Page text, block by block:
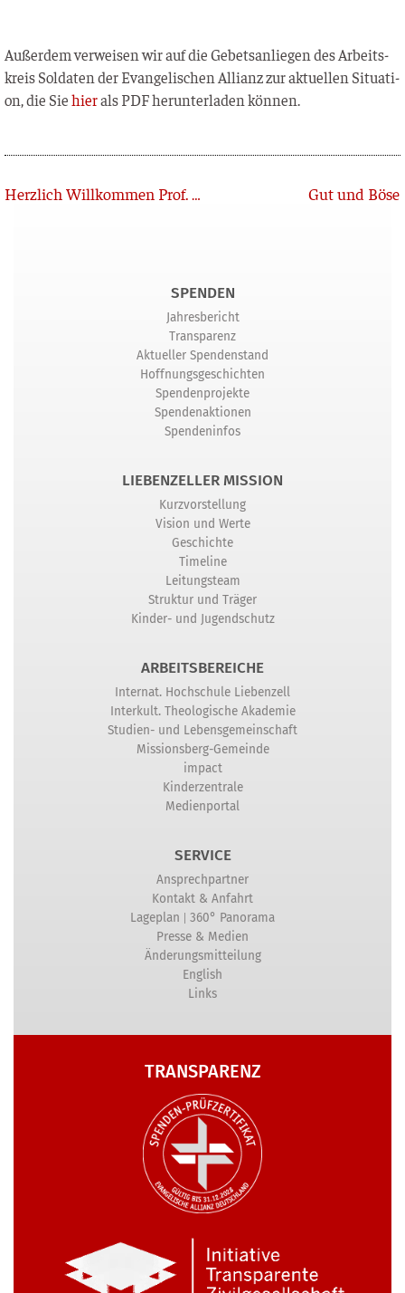
Außer­dem ver­wei­sen wir auf die Gebets­an­lie­gen des Arbeits­
kreis Sol­da­ten der Evan­ge­li­schen Alli­anz zur aktu­el­len Situa­ti­
on, die Siehierals PDF her­un­ter­la­den können.
Zurück Herzlich Willkommen Prof. Dr. Kathrin Thiel Gut und Böse
SPENDEN
Jahresbericht
Transparenz
Aktueller Spendenstand
Hoffnungsgeschichten
Spendenprojekte
Spendenaktionen
Spendeninfos
LIEBENZELLER MISSION
Kurzvorstellung
Vision und Werte
Geschichte
Timeline
Leitungsteam
Struktur und Träger
Kinder- und Jugendschutz
ARBEITSBEREICHE
Internat. Hochschule Liebenzell
Interkult. Theologische Akademie
Studien- und Lebensgemeinschaft
Missionsberg-Gemeinde
impact
Kinderzentrale
Medienportal
SERVICE
Ansprechpartner
Kontakt & Anfahrt
Lageplan | 360° Panorama
Presse & Medien
Änderungsmitteilung
English
Links
TRANSPARENZ